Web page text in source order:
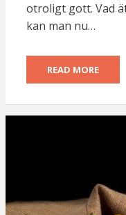
otroligt gott. Vad
kan man nu…
READ MORE